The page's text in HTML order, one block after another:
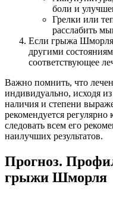
боли и
Грелки или
расслабить
Если грыжа Шморля
другими
соответствующее
Важно помнить, что
индивидуально, исходя
наличия и степени
рекомендуется регулярно
следовать всем его
наилучших результатов.
Прогноз.
грыжи Шморля